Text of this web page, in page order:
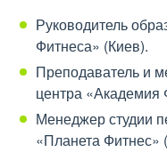
Руководитель
Фитнеса» (Киев).
Преподаватель и
центра «Академия
Менеджер студии
«Планета Фитнес»